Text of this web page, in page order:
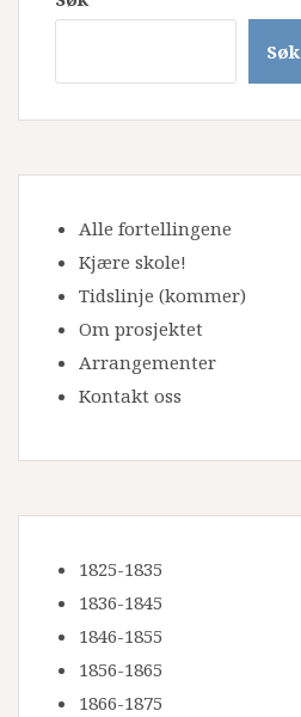
Søk
Alle fortellingene
Kjære skole!
Tidslinje (kommer)
Om prosjektet
Arrangementer
Kontakt oss
1825-1835
1836-1845
1846-1855
1856-1865
1866-1875